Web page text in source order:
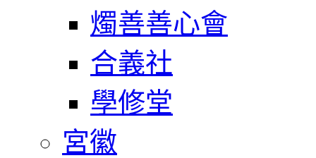
燭善善心會
合義社
學修堂
宮徽